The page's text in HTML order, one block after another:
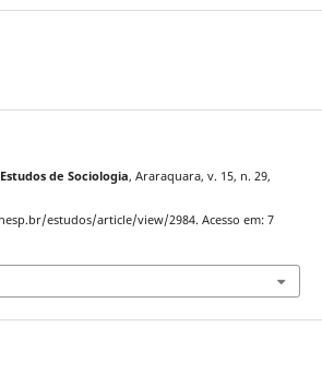
Estudos de Sociologia, Araraquara, v. 15, n. 29,
estudos/article/view/2984. Acesso em: 7